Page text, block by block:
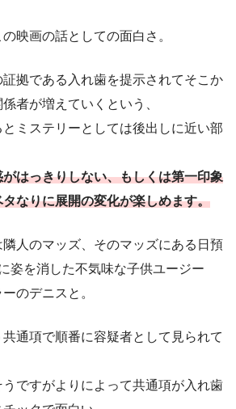
映画の話としての面白さ。
拠である入れ歯を提示されてそこか
者が増えていくという、
ミステリーとしては後出しに近い部
はっきりしない、もしくは第一印象
なりに展開の変化が楽しめます。
人のマッズ、そのマッズにある日預
姿を消した不気味な子供ユージー
のデニスと。
通項で順番に容疑者として見られて
ですがよりによって共通項が入れ歯